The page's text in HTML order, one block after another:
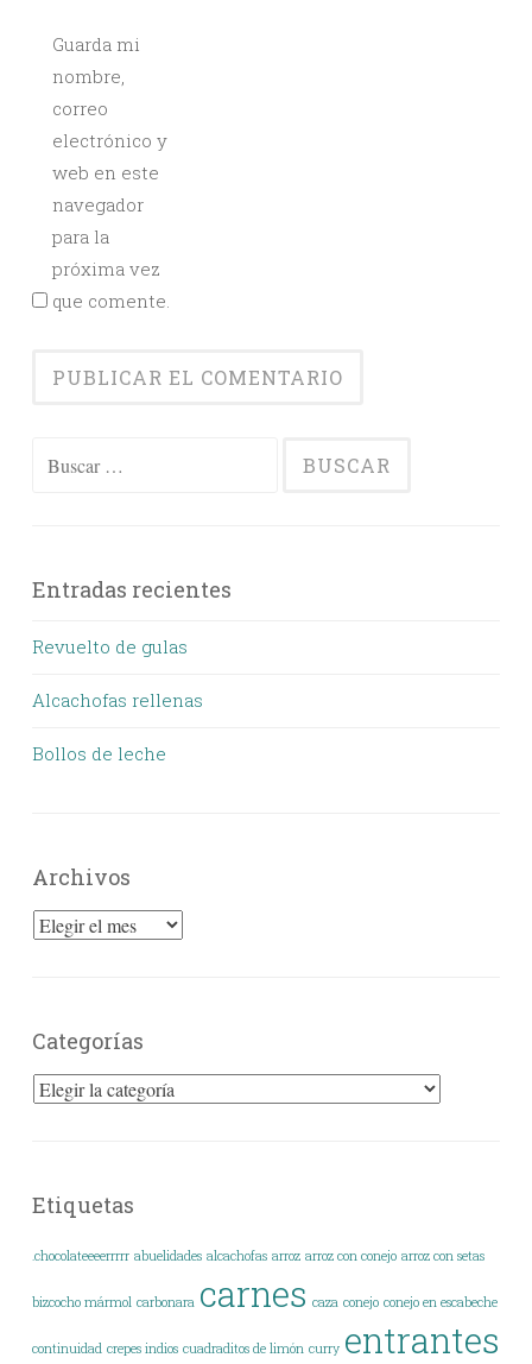
Guarda mi
nombre,
correo
electrónico y
web en este
navegador
para la
próxima vez
que comente.
Entradas recientes
Revuelto de gulas
Alcachofas rellenas
Bollos de leche
Archivos
Archivos
Categorías
Categorías
Etiquetas
.chocolateeeerrrrr abuelidades alcachofas arroz arroz con conejo arroz con setas
bizcocho mármol carbonara carnes caza conejo conejo en escabeche
continuidad crepes indios cuadraditos de limón curry entrantes